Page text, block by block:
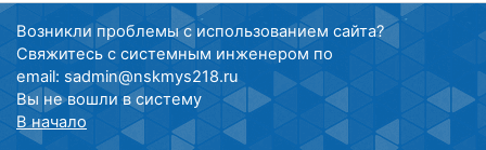
Возникли проблемы с использованием сайта?
Свяжитесь с системным инженером по
email: sadmin@nskmys218.ru
Вы не вошли в систему
В начало